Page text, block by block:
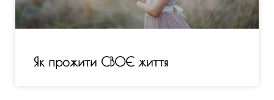
Як прожити СВОЄ життя